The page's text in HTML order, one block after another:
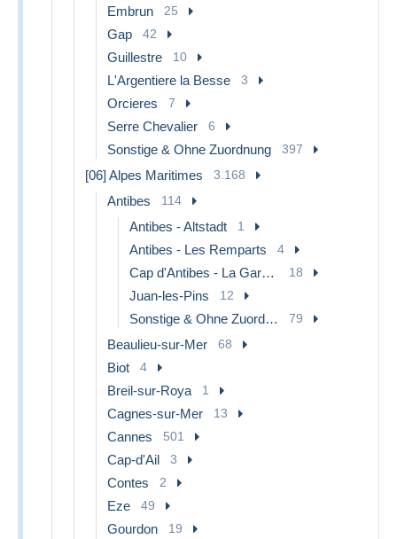
Embrun 25
Gap 42
Guillestre 10
L'Argentiere la Besse 3
Orcieres 7
Serre Chevalier 6
Sonstige & Ohne Zuordnung 397
[06] Alpes Maritimes 3.168
Antibes 114
Antibes - Altstadt 1
Antibes - Les Remparts 4
Cap d'Antibes - La Garoupe 18
Juan-les-Pins 12
Sonstige & Ohne Zuordnung 79
Beaulieu-sur-Mer 68
Biot 4
Breil-sur-Roya 1
Cagnes-sur-Mer 13
Cannes 501
Cap-d'Ail 3
Contes 2
Eze 49
Gourdon 19